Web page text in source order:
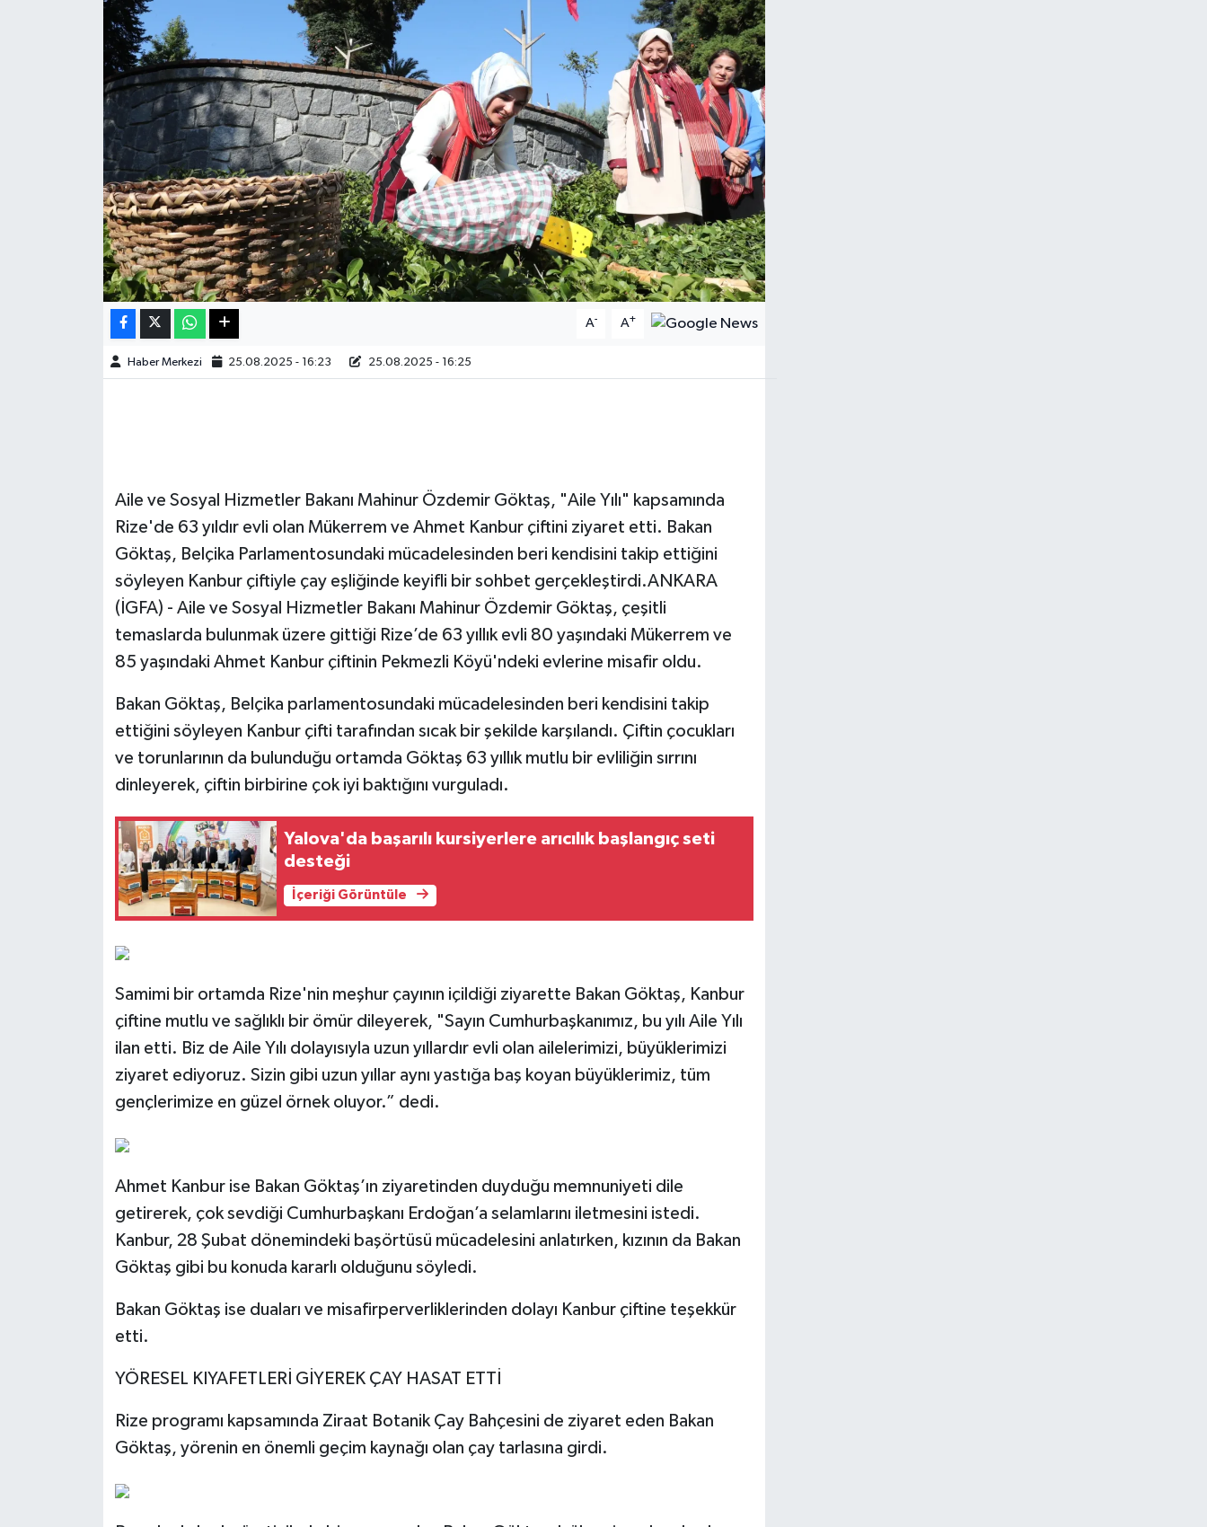
A- A+
Haber Merkezi 25.08.2025 - 16:23 25.08.2025 - 16:25
Aile ve Sosyal Hizmetler Bakanı Mahinur Özdemir Göktaş, "Aile Yılı" kapsamında
Rize'de 63 yıldır evli olan Mükerrem ve Ahmet Kanbur çiftini ziyaret etti. Bakan
Göktaş, Belçika Parlamentosundaki mücadelesinden beri kendisini takip ettiğini
söyleyen Kanbur çiftiyle çay eşliğinde keyifli bir sohbet gerçekleştirdi.ANKARA
(İGFA) - Aile ve Sosyal Hizmetler Bakanı Mahinur Özdemir Göktaş, çeşitli
temaslarda bulunmak üzere gittiği Rize’de 63 yıllık evli 80 yaşındaki Mükerrem ve
85 yaşındaki Ahmet Kanbur çiftinin Pekmezli Köyü'ndeki evlerine misafir oldu.
Bakan Göktaş, Belçika parlamentosundaki mücadelesinden beri kendisini takip
ettiğini söyleyen Kanbur çifti tarafından sıcak bir şekilde karşılandı. Çiftin çocukları
ve torunlarının da bulunduğu ortamda Göktaş 63 yıllık mutlu bir evliliğin sırrını
dinleyerek, çiftin birbirine çok iyi baktığını vurguladı.
Yalova'da başarılı kursiyerlere arıcılık başlangıç seti
desteği
İçeriği Görüntüle
Samimi bir ortamda Rize'nin meşhur çayının içildiği ziyarette Bakan Göktaş, Kanbur
çiftine mutlu ve sağlıklı bir ömür dileyerek, "Sayın Cumhurbaşkanımız, bu yılı Aile Yılı
ilan etti. Biz de Aile Yılı dolayısıyla uzun yıllardır evli olan ailelerimizi, büyüklerimizi
ziyaret ediyoruz. Sizin gibi uzun yıllar aynı yastığa baş koyan büyüklerimiz, tüm
gençlerimize en güzel örnek oluyor.” dedi.
Ahmet Kanbur ise Bakan Göktaş’ın ziyaretinden duyduğu memnuniyeti dile
getirerek, çok sevdiği Cumhurbaşkanı Erdoğan’a selamlarını iletmesini istedi.
Kanbur, 28 Şubat dönemindeki başörtüsü mücadelesini anlatırken, kızının da Bakan
Göktaş gibi bu konuda kararlı olduğunu söyledi.
Bakan Göktaş ise duaları ve misafirperverliklerinden dolayı Kanbur çiftine teşekkür
etti.
YÖRESEL KIYAFETLERİ GİYEREK ÇAY HASAT ETTİ
Rize programı kapsamında Ziraat Botanik Çay Bahçesini de ziyaret eden Bakan
Göktaş, yörenin en önemli geçim kaynağı olan çay tarlasına girdi.
Teknoloji